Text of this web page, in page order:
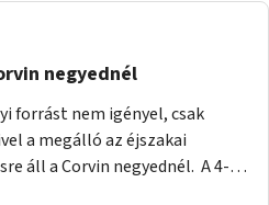
a tömegközlekedés
a Bosnyák téri beruházások
az utazási igény.
negyednél
forrást nem igényel, csak
a megálló az éjszakai
áll a Corvin negyednél. A 4-es